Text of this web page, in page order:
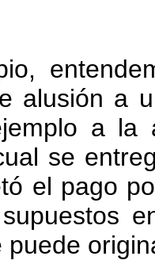
alusión a
a la
se
el pago
puede